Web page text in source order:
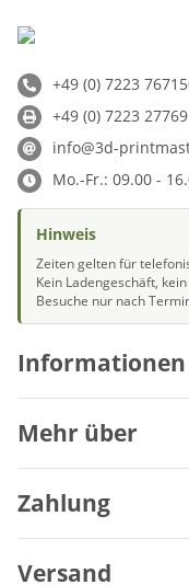
+49 (0) 7223
+49 (0) 7223 27769
info@3d-
Mo.-Fr.: 09.00 -
Hinweis
Zeiten gelten für
Kein Ladengeschäft,
Besuche nur nach
Informationen
Mehr über
Zahlung
Versand